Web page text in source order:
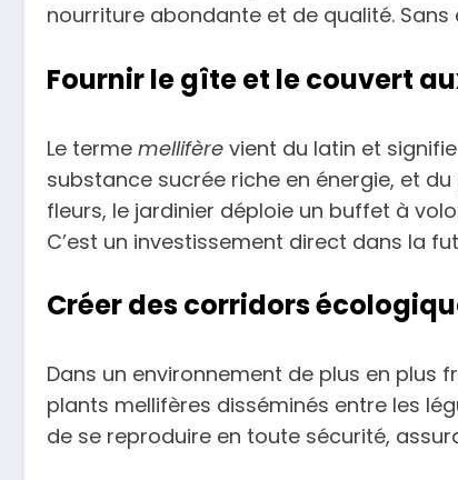
nourriture abondante et de qualité.
Fournir le gîte et le couvert
Le terme mellifère vient du latin et
substance sucrée riche en énergie, et du
fleurs, le jardinier déploie un buffet à
C’est un investissement direct dans la
Créer des corridors
Dans un environnement de plus en plus
plants mellifères disséminés entre les
de se reproduire en toute sécurité,